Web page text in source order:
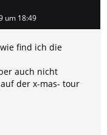
um 18:49
find ich die
auch nicht
der x-mas- tour